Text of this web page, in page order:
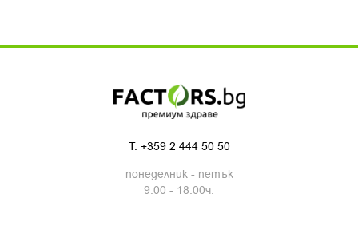
T. +359 2 444 50 50
понеделник - петък
9:00 - 18:00ч.